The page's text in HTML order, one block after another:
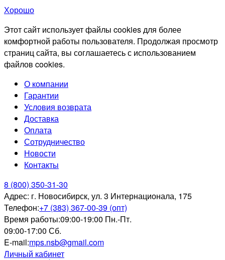
Хорошо
Этот сайт использует файлы cookies для более
комфортной работы пользователя. Продолжая просмотр
страниц сайта, вы соглашаетесь с использованием
файлов cookies.
О компании
Гарантии
Условия возврата
Доставка
Оплата
Сотрудничество
Новости
Контакты
8 (800) 350-31-30
Адрес: г. Новосибирск, ул. 3 Интернационала, 175
Телефон:+7 (383) 367-00-39 (опт)
Время работы:09:00-19:00 Пн.-Пт.
09:00-17:00 Сб.
E-mail:mps.nsb@gmail.com
Личный кабинет